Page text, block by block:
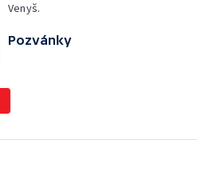
Venyš.
Pozvánky